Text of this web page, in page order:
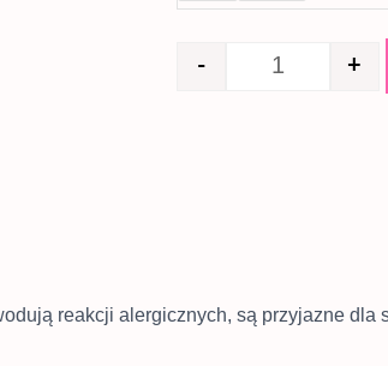
- +
reakcji alergicznych, są przyjazne dla